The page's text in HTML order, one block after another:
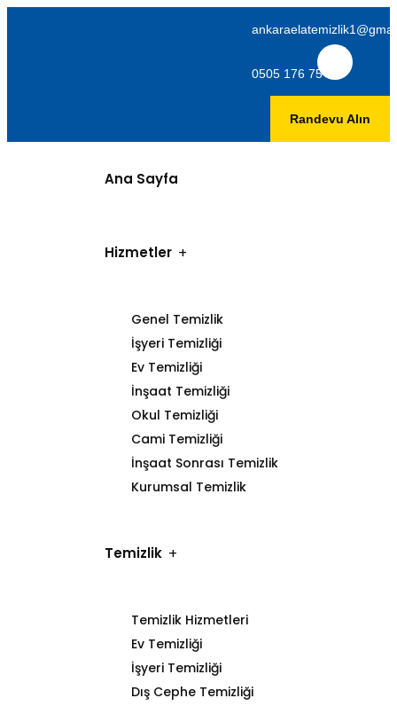
0505 176 75 06
Randevu Alın
Ana Sayfa
Hizmetler
Genel Temizlik
İşyeri Temizliği
Ev Temizliği
İnşaat Temizliği
Okul Temizliği
Cami Temizliği
İnşaat Sonrası Temizlik
Kurumsal Temizlik
Temizlik
Temizlik Hizmetleri
Ev Temizliği
İşyeri Temizliği
Dış Cephe Temizliği